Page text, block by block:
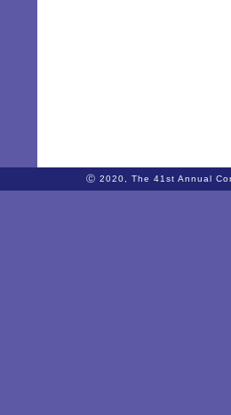
Ⓒ 2020, The 41st Annual